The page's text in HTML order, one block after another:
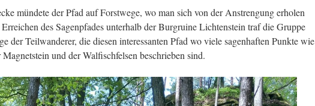
mündete der Pfad auf Forstwege, wo man sich von der Anstrengung erholen
des Sagenpfades unterhalb der Burgruine Lichtenstein traf die Gruppe
der Teilwanderer, die diesen interessanten Pfad wo viele sagenhaften Punkte wie
und der Walfischfelsen beschrieben sind.